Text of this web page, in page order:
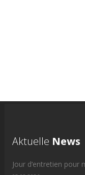
Aktuelle News
Jour d‘entretien pour